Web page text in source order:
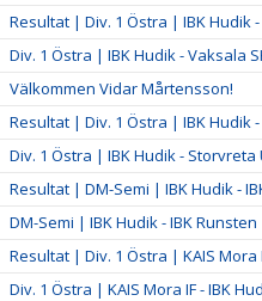
Resultat | Div. 1 Östra | IBK Hudik -
Div. 1 Östra | IBK Hudik - Vaksala
Välkommen Vidar Mårtensson!
Resultat | Div. 1 Östra | IBK Hudik
Div. 1 Östra | IBK Hudik - Storvreta
Resultat | DM-Semi | IBK Hudik -
DM-Semi | IBK Hudik - IBK Runsten
Resultat | Div. 1 Östra | KAIS Mora
Div. 1 Östra | KAIS Mora IF - IBK